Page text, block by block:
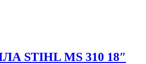
STIHL MS 310 18″